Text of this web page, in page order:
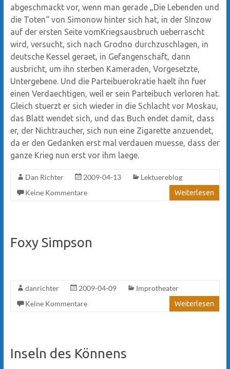
abgeschmackt vor, wenn man gerade „Die Lebenden und
die Toten“ von Simonow hinter sich hat, in der SInzow
auf der ersten Seite vomKriegsausbruch ueberrascht
wird, versucht, sich nach Grodno durchzuschlagen, in
deutsche Kessel geraet, in Gefangenschaft, dann
ausbricht, um ihn sterben Kameraden, Vorgesetzte,
Untergebene. Und die Parteibuerokratie haelt ihn fuer
einen Verdaechtigen, weil er sein Parteibuch verloren hat.
Gleich stuerzt er sich wieder in die Schlacht vor Moskau,
das Blatt wendet sich, und das Buch endet damit, dass
er, der Nichtraucher, sich nun eine Zigarette anzuendet,
da er den Gedanken erst mal verdauen muesse, dass der
ganze Krieg nun erst vor ihm laege.
Dan Richter 2009-04-13
Lektuereblog
Keine Kommentare
Weiterlesen
Foxy Simpson
danrichter 2009-04-09
Improtheater
Keine Kommentare
Weiterlesen
Inseln des Könnens